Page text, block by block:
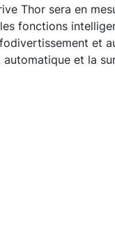
Thor sera en
fonctions
et
et la